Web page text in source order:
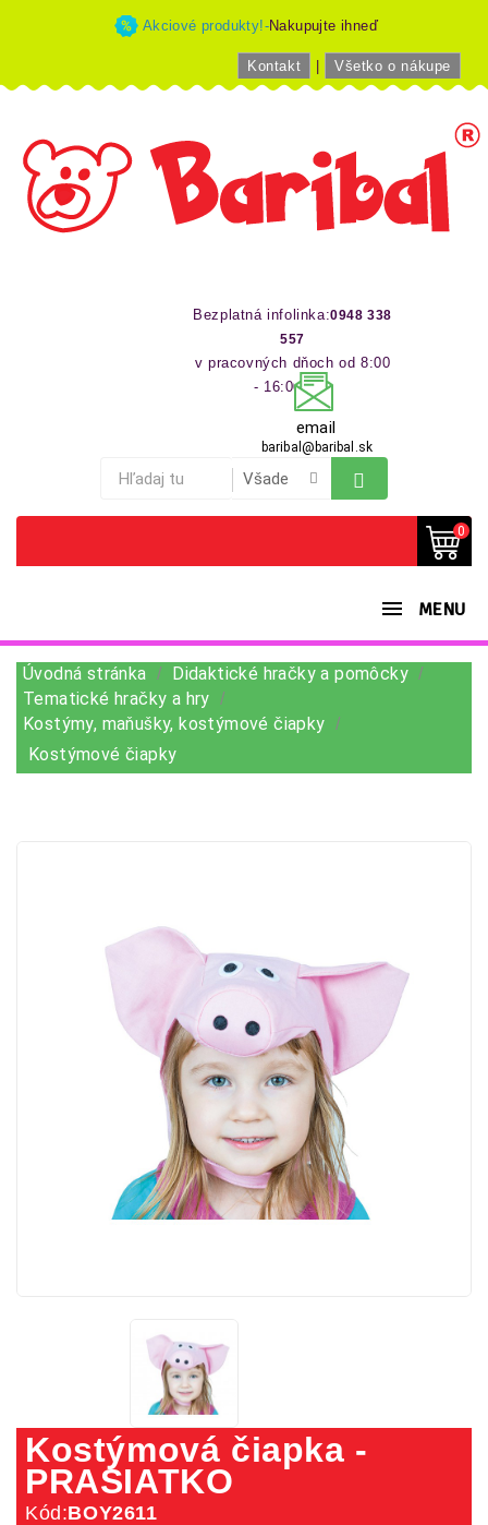
Akciové produkty!-Nakupujte ihneď
Kontakt Všetko o nákupe
Bezplatná infolinka:0948 338
557
v pracovných dňoch od 8:00
- 16:00 hod
email
baribal@baribal.sk
0
MENU
Úvodná stránka
Didaktické hračky a pomôcky
Tematické hračky a hry
Kostýmy, maňušky, kostýmové čiapky
Kostýmové čiapky
Kostýmová čiapka -
PRASIATKO
Kód:BOY2611